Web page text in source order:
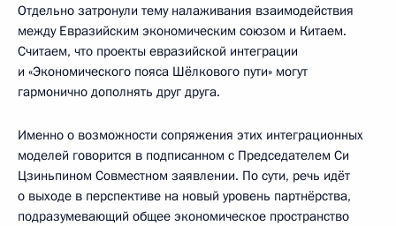
Отдельно затронули тему налаживания взаимодействия
между Евразийским экономическим союзом и Китаем.
Считаем, что проекты евразийской интеграции
и «Экономического пояса Шёлкового пути» могут
гармонично дополнять друг друга.
Именно о возможности сопряжения этих интеграционных
моделей говорится в подписанном с Председателем Си
Цзиньпином Совместном заявлении. По сути, речь идёт
о выходе в перспективе на новый уровень партнёрства,
подразумевающий общее экономическое пространство